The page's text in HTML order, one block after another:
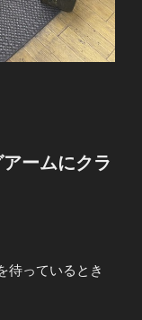
ームにクラ
待っているとき